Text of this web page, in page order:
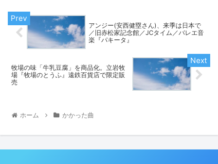
アンジー(安西健塁さん)、来季は日本で
／旧赤松家記念館／JCタイム／バレエ音
楽『パキータ』
牧場の味「牛乳豆腐」を商品化。立岩牧
場『牧場のとうふ』遠鉄百貨店で限定販
売
ホーム かかった曲